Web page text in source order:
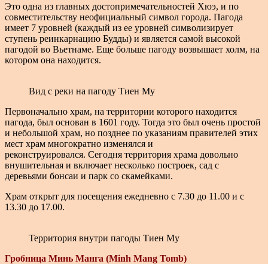
Это одна из главных достопримечательностей Хюэ, и по
совместительству неофициальный символ города. Пагода
имеет 7 уровней (каждый из ее уровней символизирует
ступень реинкарнацию Будды) и является самой высокой
пагодой во Вьетнаме. Еще больше пагоду возвышает холм, на
котором она находится.
Вид с реки на пагоду Тиен Му
Первоначально храм, на территории которого находится
пагода, был основан в 1601 году. Тогда это был очень простой
и небольшой храм, но позднее по указаниям правителей этих
мест храм многократно изменялся и
реконструировался. Сегодня территория храма довольно
внушительная и включает несколько построек, сад с
деревьями бонсаи и парк со скамейками.
Храм открыт для посещения ежедневно с 7.30 до 11.00 и с
13.30 до 17.00.
Территория внутри пагоды Тиен Му
Гробница Минь Манга (Minh Mang Tomb)